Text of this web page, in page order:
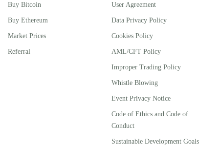
Buy Bitcoin
Buy Ethereum
Market Prices
Referral
User Agreement
Data Privacy Policy
Cookies Policy
AML/CFT Policy
Improper Trading Policy
Whistle Blowing
Event Privacy Notice
Code of Ethics and Code of
Conduct
Sustainable Development Goals